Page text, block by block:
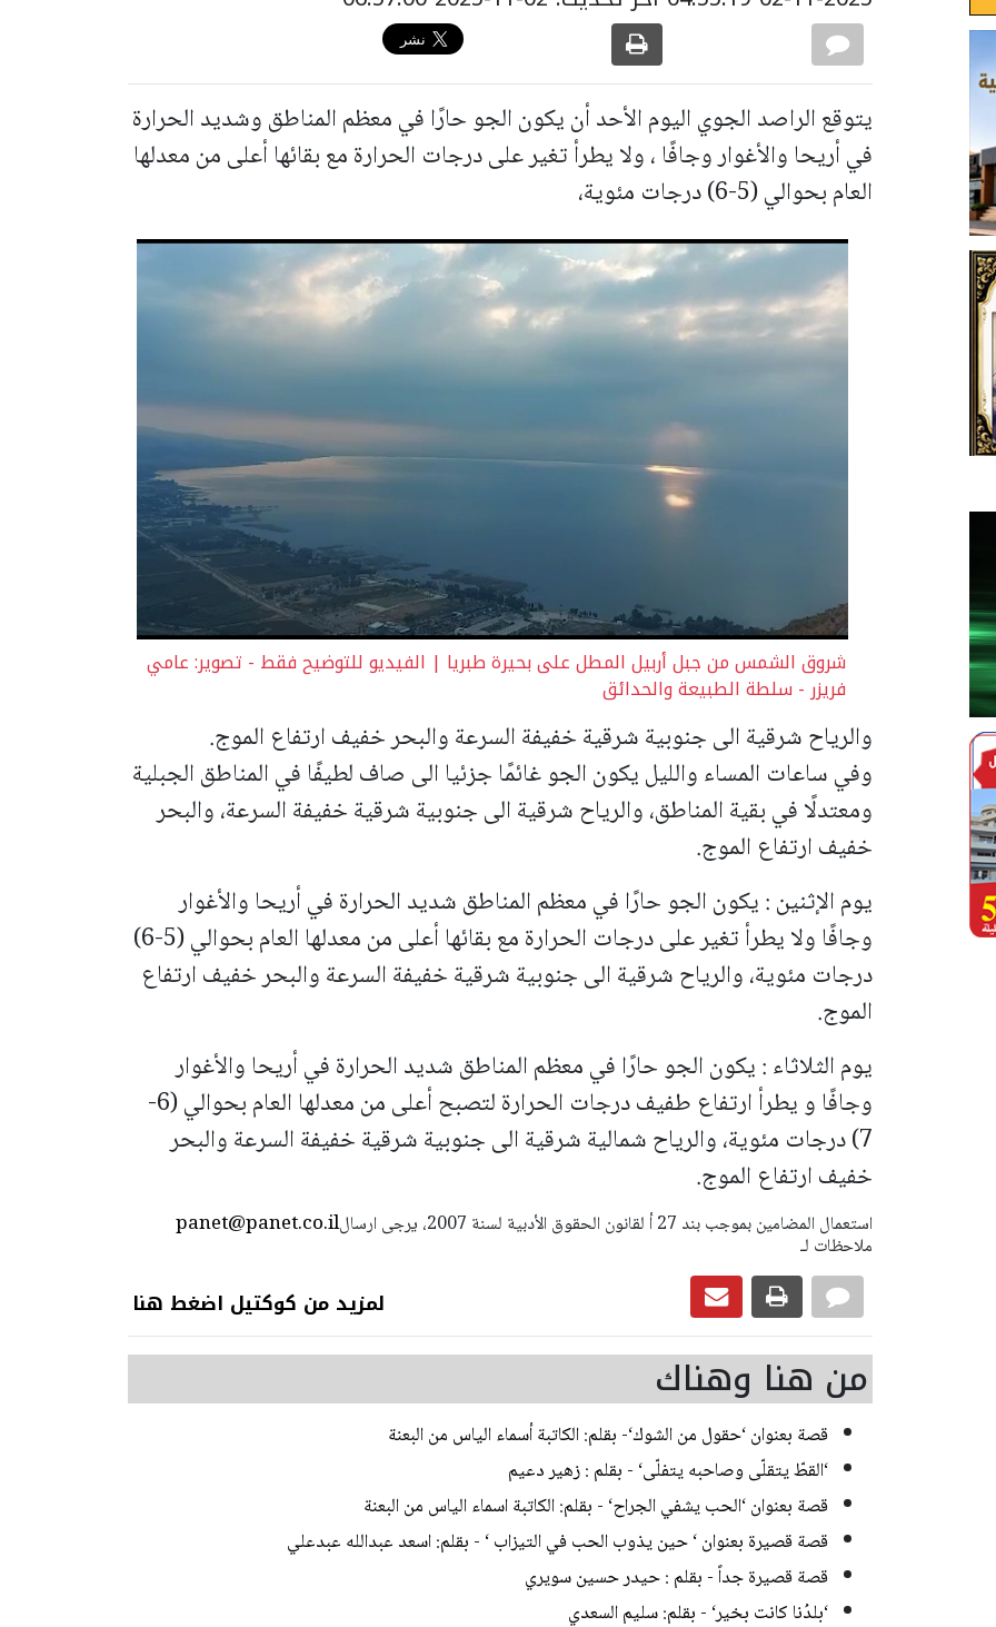
يتوقع الراصد الجوي اليوم الأحد أن يكون الجو حارًا في معظم المناطق وشديد الحرارة
في أريحا والأغوار وجافًا ، ولا يطرأ تغير على درجات الحرارة مع بقائها أعلى من معدلها
العام بحوالي (5-6) درجات مئوية،
شروق الشمس من جبل أربيل المطل على بحيرة طبريا | الفيديو للتوضيح فقط - تصوير: عامي
فريزر - سلطة الطبيعة والحدائق
والرياح شرقية الى جنوبية شرقية خفيفة السرعة والبحر خفيف ارتفاع الموج.
وفي ساعات المساء والليليكون الجو غائمًا جزئيا الى صاف لطيفًا في المناطق الجبلية
ومعتدلًا في بقية المناطق، والرياح شرقية الى جنوبية شرقية خفيفة السرعة، والبحر
خفيف ارتفاع الموج.
يوم الإثنين :يكون الجو حارًا في معظم المناطق شديد الحرارة في أريحا والأغوار
وجافًا ولا يطرأ تغير على درجات الحرارة مع بقائها أعلى من معدلها العام بحوالي (5-6)
درجات مئوية، والرياح شرقية الى جنوبية شرقية خفيفة السرعة والبحر خفيف ارتفاع
الموج.
يوم الثلاثاء :يكون الجو حارًا في معظم المناطق شديد الحرارة في أريحا والأغوار
وجافًا و يطرأ ارتفاع طفيف درجات الحرارة لتصبح أعلى من معدلها العام بحوالي (6-
7) درجات مئوية، والرياح شمالية شرقية الى جنوبية شرقية خفيفة السرعة والبحر
خفيف ارتفاع الموج.
panet@panet.co.ilاستعمال المضامين بموجب بند 27 أ لقانون الحقوق الأدبية لسنة 2007، يرجى ارسال
ملاحظات لـ
لمزيد من كوكتيل اضغط هنا
من هنا وهناك
قصة بعنوان ‘حقول من الشوك‘- بقلم: الكاتبة أسماء الياس من البعنة
‘القطّ يتقلّى وصاحبه يتفلّى‘ - بقلم : زهير دعيم
قصة بعنوان ‘الحب يشفي الجراح‘ - بقلم: الكاتبة اسماء الياس من البعنة
قصة قصيرة بعنوان ‘ حين يذوب الحب في التيزاب ‘ - بقلم: اسعد عبدالله عبدعلي
قصة قصيرة جداً - بقلم : حيدر حسين سويري
‘بلدُنا كانت بخير‘ - بقلم: سليم السعدي